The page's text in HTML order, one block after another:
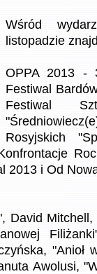
Wśród
listopadzie
OPPA 2013 -
Festiwal
Festiwal
Rosyjskich
2013 i Od
David
"Anioł
Awolusi,